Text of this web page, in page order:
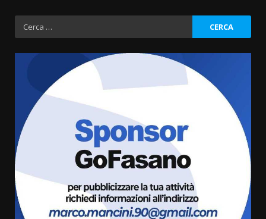
Ricerca
per:
Fasanese ferito a colpi di arma
da fuoco
6 Agosto 2026 18:13